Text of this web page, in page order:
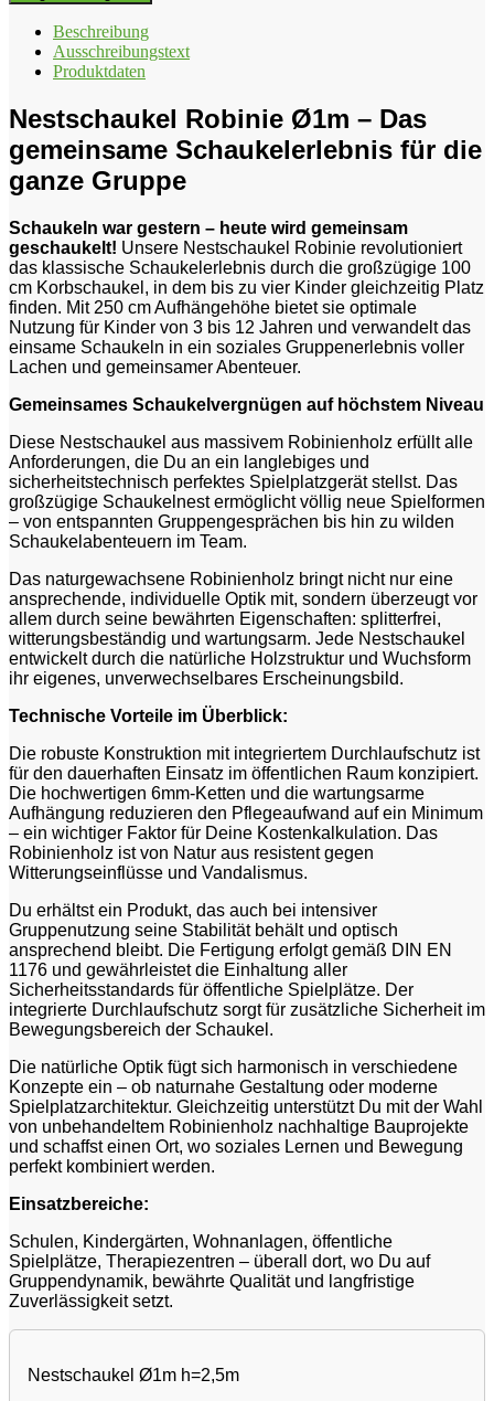
Beschreibung
Ausschreibungstext
Produktdaten
Nestschaukel Robinie Ø1m – Das
gemeinsame Schaukelerlebnis für die
ganze Gruppe
Schaukeln war gestern – heute wird gemeinsam
geschaukelt! Unsere Nestschaukel Robinie revolutioniert
das klassische Schaukelerlebnis durch die großzügige 100
cm Korbschaukel, in dem bis zu vier Kinder gleichzeitig Platz
finden. Mit 250 cm Aufhängehöhe bietet sie optimale
Nutzung für Kinder von 3 bis 12 Jahren und verwandelt das
einsame Schaukeln in ein soziales Gruppenerlebnis voller
Lachen und gemeinsamer Abenteuer.
Gemeinsames Schaukelvergnügen auf höchstem Niveau
Diese Nestschaukel aus massivem Robinienholz erfüllt alle
Anforderungen, die Du an ein langlebiges und
sicherheitstechnisch perfektes Spielplatzgerät stellst. Das
großzügige Schaukelnest ermöglicht völlig neue Spielformen
– von entspannten Gruppengesprächen bis hin zu wilden
Schaukelabenteuern im Team.
Das naturgewachsene Robinienholz bringt nicht nur eine
ansprechende, individuelle Optik mit, sondern überzeugt vor
allem durch seine bewährten Eigenschaften: splitterfrei,
witterungsbeständig und wartungsarm. Jede Nestschaukel
entwickelt durch die natürliche Holzstruktur und Wuchsform
ihr eigenes, unverwechselbares Erscheinungsbild.
Technische Vorteile im Überblick:
Die robuste Konstruktion mit integriertem Durchlaufschutz ist
für den dauerhaften Einsatz im öffentlichen Raum konzipiert.
Die hochwertigen 6mm-Ketten und die wartungsarme
Aufhängung reduzieren den Pflegeaufwand auf ein Minimum
– ein wichtiger Faktor für Deine Kostenkalkulation. Das
Robinienholz ist von Natur aus resistent gegen
Witterungseinflüsse und Vandalismus.
Du erhältst ein Produkt, das auch bei intensiver
Gruppenutzung seine Stabilität behält und optisch
ansprechend bleibt. Die Fertigung erfolgt gemäß DIN EN
1176 und gewährleistet die Einhaltung aller
Sicherheitsstandards für öffentliche Spielplätze. Der
integrierte Durchlaufschutz sorgt für zusätzliche Sicherheit im
Bewegungsbereich der Schaukel.
Die natürliche Optik fügt sich harmonisch in verschiedene
Konzepte ein – ob naturnahe Gestaltung oder moderne
Spielplatzarchitektur. Gleichzeitig unterstützt Du mit der Wahl
von unbehandeltem Robinienholz nachhaltige Bauprojekte
und schaffst einen Ort, wo soziales Lernen und Bewegung
perfekt kombiniert werden.
Einsatzbereiche:
Schulen, Kindergärten, Wohnanlagen, öffentliche
Spielplätze, Therapiezentren – überall dort, wo Du auf
Gruppendynamik, bewährte Qualität und langfristige
Zuverlässigkeit setzt.
Nestschaukel Ø1m h=2,5m